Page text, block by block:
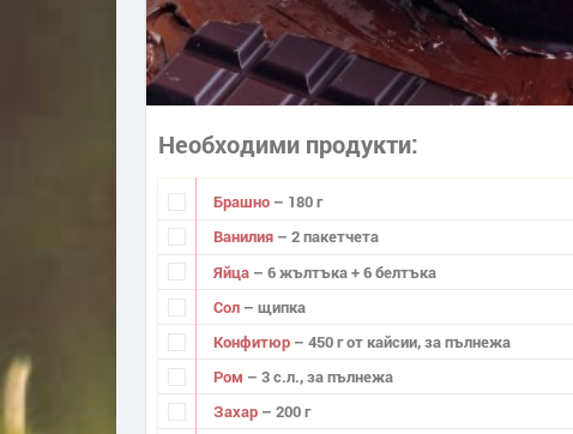
Необходими продукти
Брашно – 180 г
Ванилия – 2 пакетчета
Яйца – 6 жълтъка + 6 белтъка
Сол – щипка
Конфитюр – 450 г от кайсии, за пълнежа
Ром – 3 с.л., за пълнежа
Захар – 200 г